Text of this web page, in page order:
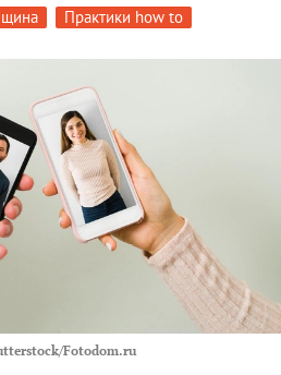
Практики how to
Fotodom.ru